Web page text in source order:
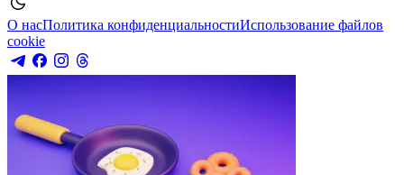
О насПолитика конфиденциальностиИспользование файлов
cookie